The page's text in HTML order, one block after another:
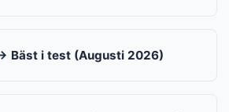
Bäst i test (Augusti 2026)